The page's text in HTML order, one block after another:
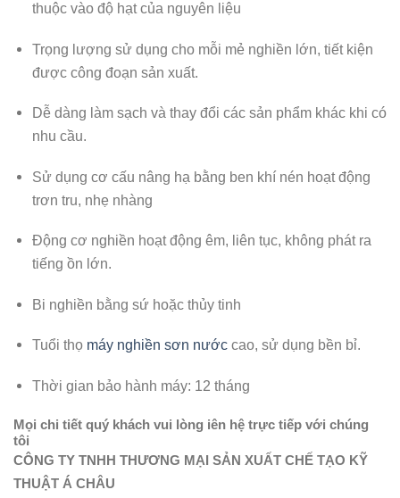
thuộc vào độ hạt của nguyên liệu
Trọng lượng sử dụng cho mỗi mẻ nghiền lớn, tiết kiện
được công đoạn sản xuất.
Dễ dàng làm sạch và thay đổi các sản phẩm khác khi có
nhu cầu.
Sử dụng cơ cấu nâng hạ bằng ben khí nén hoạt động
trơn tru, nhẹ nhàng
Động cơ nghiền hoạt động êm, liên tục, không phát ra
tiếng ồn lớn.
Bi nghiền bằng sứ hoặc thủy tinh
Tuổi thọ máy nghiền sơn nướccao, sử dụng bền bỉ.
Thời gian bảo hành máy: 12 tháng
Mọi chi tiết quý khách vui lòng iên hệ trực tiếp với chúng
tôi
CÔNG TY TNHH THƯƠNG MẠI SẢN XUẤT CHẾ TẠO KỸ
THUẬT Á CHÂU